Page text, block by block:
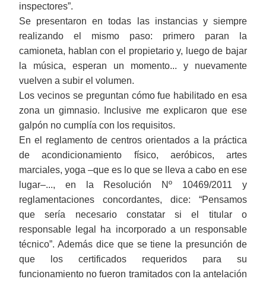
inspectores”.
Se presentaron en todas las instancias y siempre
realizando el mismo paso: primero paran la
camioneta, hablan con el propietario y, luego de bajar
la música, esperan un momento... y nuevamente
vuelven a subir el volumen.
Los vecinos se preguntan cómo fue habilitado en esa
zona un gimnasio. Inclusive me explicaron que ese
galpón no cumplía con los requisitos.
En el reglamento de centros orientados a la práctica
de acondicionamiento físico, aeróbicos, artes
marciales, yoga ‒que es lo que se lleva a cabo en ese
lugar‒..., en la Resolución Nº 10469/2011 y
reglamentaciones concordantes, dice: “Pensamos
que sería necesario constatar si el titular o
responsable legal ha incorporado a un responsable
técnico”. Además dice que se tiene la presunción de
que los certificados requeridos para su
funcionamiento no fueron tramitados con la antelación